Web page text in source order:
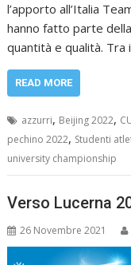
l’apporto all’Italia
hanno fatto parte
quantità e qualità. Tra
READ MORE
azzurri, Beijing 2022,
pechino 2022, Studenti
university championship
Verso Lucerna
26 Novembre 2021